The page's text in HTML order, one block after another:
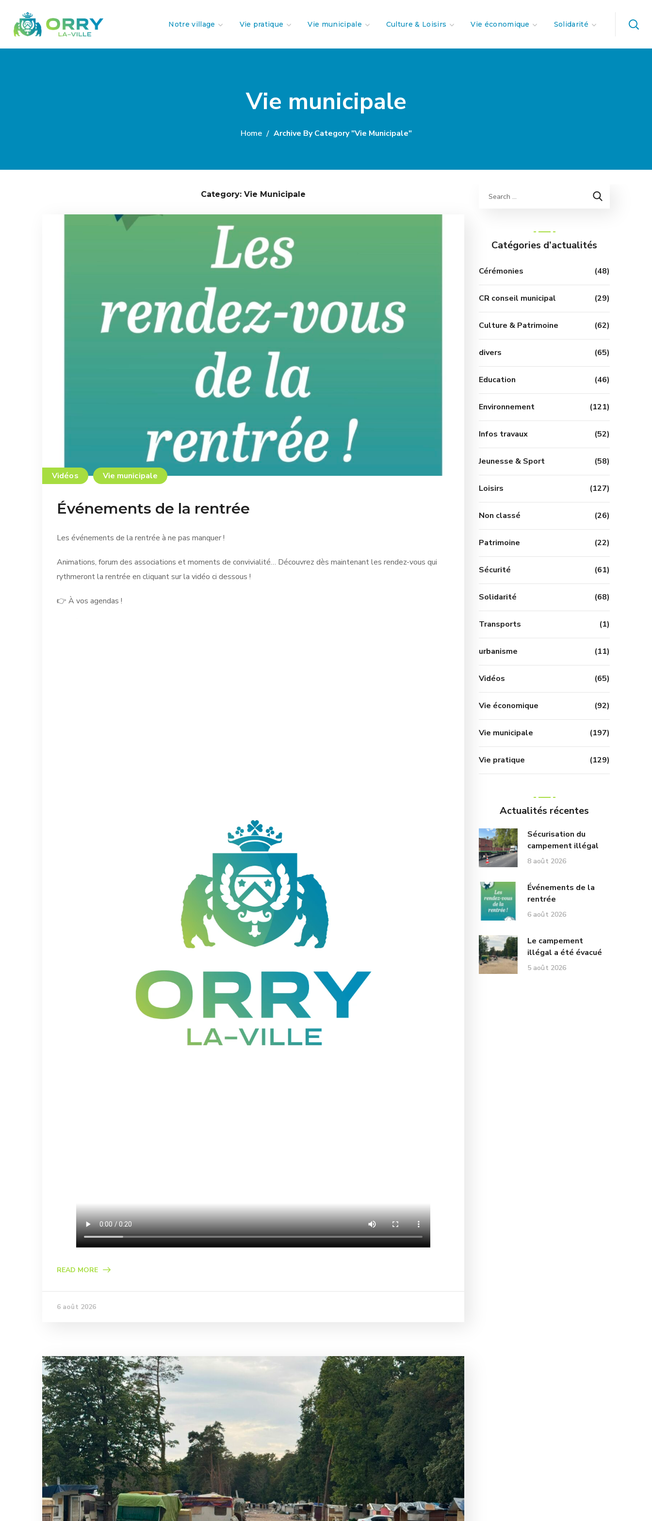
Notre village Vie pratique Vie municipale Culture & Loisirs Vie économique Solidarité
Vie municipale
Home Archive By Category "Vie Municipale"
Category: Vie Municipale
Vidéos Vie municipale
Événements de la rentrée
Les événements de la rentrée à ne pas manquer !
Animations, forum des associations et moments de convivialité… Découvrez dès maintenant les rendez-vous qui
rythmeront la rentrée en cliquant sur la vidéo ci dessous !
👉 À vos agendas !
READ MORE
6 août 2026
Catégories d’actualités
Cérémonies (48)
CR conseil municipal (29)
Culture & Patrimoine (62)
divers (65)
Education (46)
Environnement (121)
Infos travaux (52)
Jeunesse & Sport (58)
Loisirs (127)
Non classé (26)
Patrimoine (22)
Sécurité (61)
Solidarité (68)
Transports (1)
urbanisme (11)
Vidéos (65)
Vie économique (92)
Vie municipale (197)
Vie pratique (129)
Actualités récentes
Sécurisation du
campement illégal
8 août 2026
Événements de la
rentrée
6 août 2026
Le campement
illégal a été évacué
5 août 2026